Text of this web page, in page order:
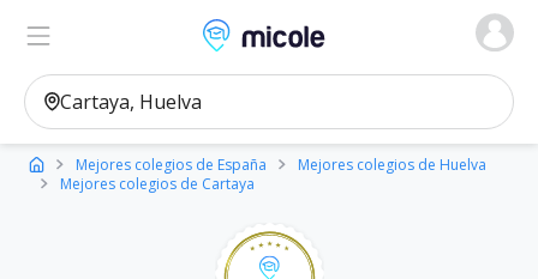
Micole, buscador de colegios
Ver en el mapa
Mejores colegios de España
Mejores colegios de Huelva
Mejores colegios de Cartaya